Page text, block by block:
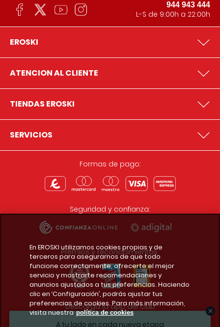
A tu lado en cada nueva etapa
944 943 444
L-S de 9:00h a 22:00h
EROSKI
ATENCION AL CLIENTE
TIENDAS EROSKI
SERVICIOS
Formas de pago:
Seguridad y confianza:
Premios y reconocimientos:
Descarga la app del club
En EROSKI utilizamos cookies propias y de
terceros para asegurarnos de que todo
funcione correctamente, ofrecerte el mejor
servicio y mostrarte recomendaciones y
anuncios ajustados a tus preferencias. Haciendo
clic en ‘Configuración’, podrás ajustar tus
preferencias de cookies. Para más información,
visita nuestra política de cookies